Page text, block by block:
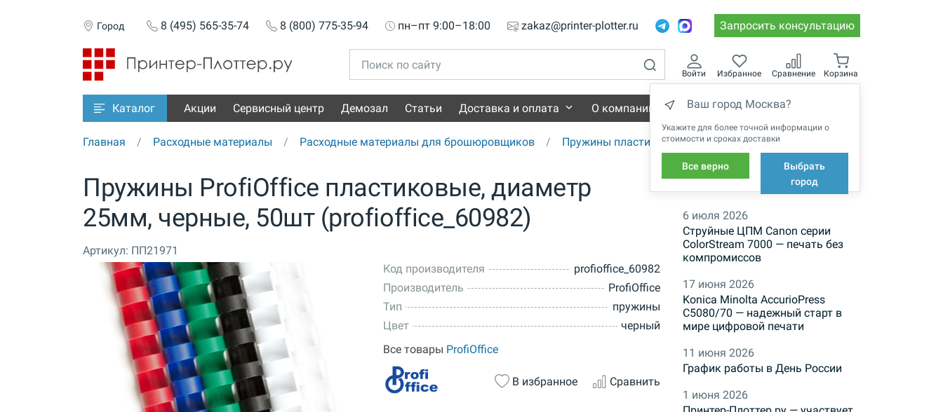
Город 8 (495) 565-35-74 8 (800) 775-35-94 пн–пт 9:00–18:00 zakaz@printer-plotter.ru Запросить консультацию
Войти Избранное Сравнение Корзина
Ваш город Москва?
Укажите для более точной информации о
стоимости и сроках доставки
Все верно
Выбрать
город
Каталог Акции Сервисный центр Демозал Статьи Доставка и оплата О компании Вакансии
Главная Расходные материалы Расходные материалы для брошюровщиков Пружины пластиковые
Пружины ProfiOffice пластиковые, диаметр
25мм, черные, 50шт (profioffice_60982)
Артикул: ПП21971
Код производителя
profioffice_60982
Производитель
ProfiOffice
Тип
пружины
Цвет
черный
Все товары ProfiOffice
В избранное Сравнить
НОВОСТИ
6 июля 2026
Струйные ЦПМ Canon серии
ColorStream 7000 — печать без
компромиссов
17 июня 2026
Konica Minolta AccurioPress
C5080/70 — надежный старт в
мире цифровой печати
11 июня 2026
График работы в День России
1 июня 2026